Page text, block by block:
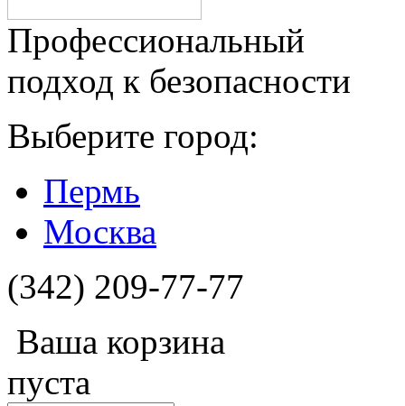
Профессиональный
подход к безопасности
Выберите город:
Пермь
Москва
(342) 209-77-77
Ваша корзина
пуста